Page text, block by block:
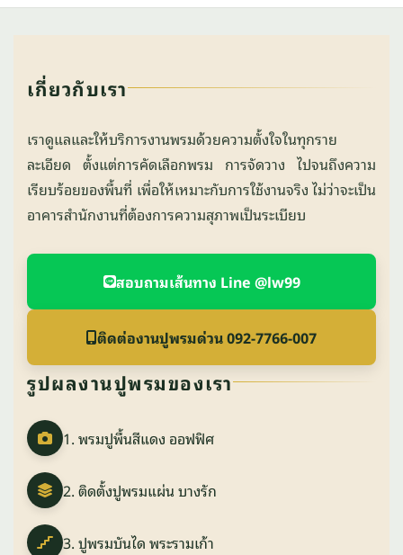
เกี่ยวกับเรา
เราดูแลและให้บริการงานพรมด้วยความตั้งใจในทุกราย
ละเอียด ตั้งแต่การคัดเลือกพรม การจัดวาง ไปจนถึงความ
เรียบร้อยของพื้นที่ เพื่อให้เหมาะกับการใช้งานจริง ไม่ว่าจะเป็น
อาคารสำนักงานที่ต้องการความสุภาพเป็นระเบียบ
สอบถามเส้นทาง Line @lw99
ติดต่องานปูพรมด่วน 092-7766-007
รูปผลงานปูพรมของเรา
1. พรมปูพื้นสีแดง ออฟฟิศ
2. ติดตั้งปูพรมแผ่น บางรัก
3. ปูพรมบันได พระรามเก้า